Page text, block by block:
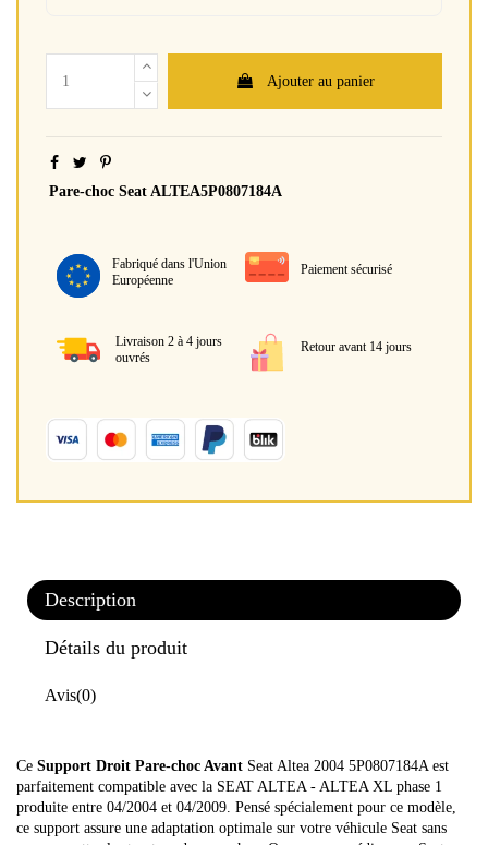
Ajouter au panier
Pare-choc Seat ALTEA5P0807184A
Fabriqué dans l'Union
Européenne
Paiement sécurisé
Livraison 2 à 4 jours
ouvrés
Retour avant 14 jours
Description
Détails du produit
Avis(0)
Ce Support Droit Pare-choc Avant Seat Altea 2004 5P0807184A est
parfaitement compatible avec la SEAT ALTEA - ALTEA XL phase 1
produite entre 04/2004 et 04/2009. Pensé spécialement pour ce modèle,
ce support assure une adaptation optimale sur votre véhicule Seat sans